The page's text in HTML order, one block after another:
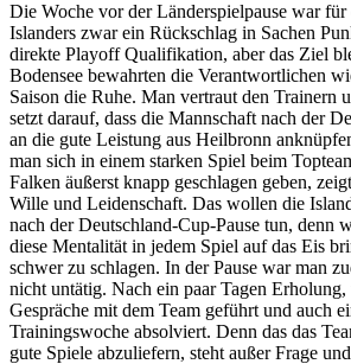
Die Woche vor der Länderspielpause war
Islanders zwar ein Rückschlag in Sachen
direkte Playoff Qualifikation, aber das Ziel
Bodensee bewahrten die Verantwortlichen
Saison die Ruhe. Man vertraut den Trainern
setzt darauf, dass die Mannschaft nach der
an die gute Leistung aus Heilbronn
man sich in einem starken Spiel beim
Falken äußerst knapp geschlagen geben,
Wille und Leidenschaft. Das wollen die
nach der Deutschland-Cup-Pause tun, denn
diese Mentalität in jedem Spiel auf das Eis
schwer zu schlagen. In der Pause war man
nicht untätig. Nach ein paar Tagen
Gespräche mit dem Team geführt und auch
Trainingswoche absolviert. Denn das das
gute Spiele abzuliefern, steht außer Frage